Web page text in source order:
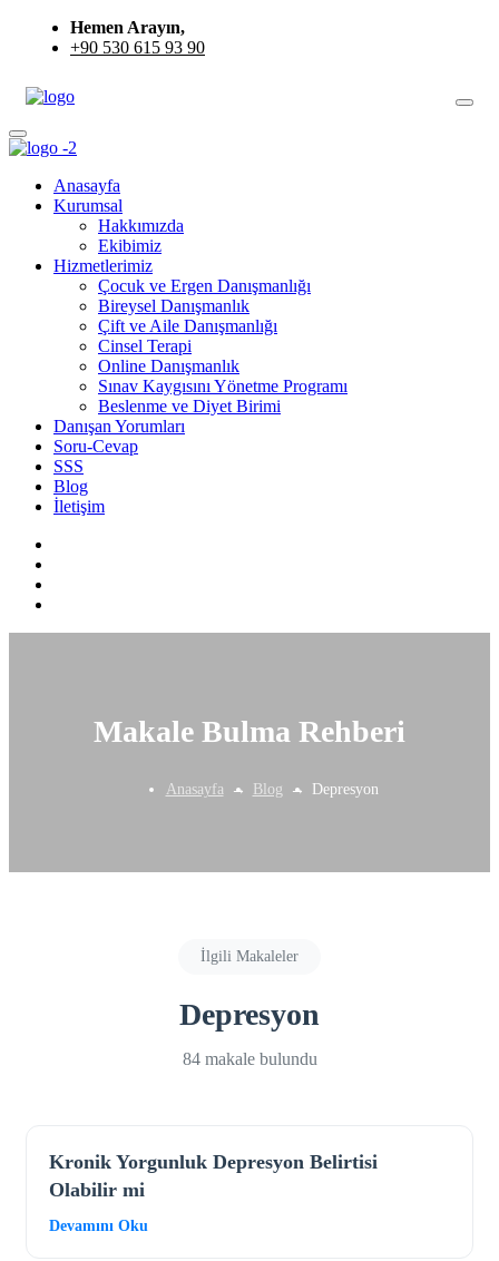
Hemen Arayın,
+90 530 615 93 90
Anasayfa
Kurumsal
Hakkımızda
Ekibimiz
Hizmetlerimiz
Çocuk ve Ergen Danışmanlığı
Bireysel Danışmanlık
Çift ve Aile Danışmanlığı
Cinsel Terapi
Online Danışmanlık
Sınav Kaygısını Yönetme Programı
Beslenme ve Diyet Birimi
Danışan Yorumları
Soru-Cevap
SSS
Blog
İletişim
Makale Bulma Rehberi
Anasayfa Blog Depresyon
İlgili Makaleler
Depresyon
84 makale bulundu
Kronik Yorgunluk Depresyon Belirtisi
Olabilir mi
Devamını Oku